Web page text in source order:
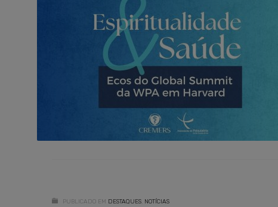
PUBLICADO EM DESTAQUES NOTÍCIAS